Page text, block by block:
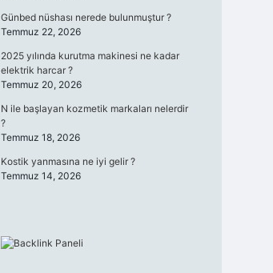
Günbed nüshası nerede bulunmuştur ?
Temmuz 22, 2026
2025 yılında kurutma makinesi ne kadar
elektrik harcar ?
Temmuz 20, 2026
N ile başlayan kozmetik markaları nelerdir
?
Temmuz 18, 2026
Kostik yanmasına ne iyi gelir ?
Temmuz 14, 2026